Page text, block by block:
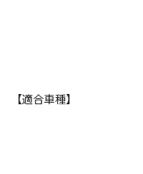
【適合車種】